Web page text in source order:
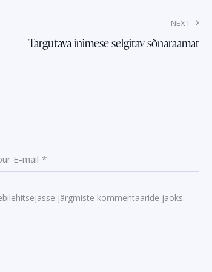
NEXT
Targutava inimese selgitav sõnaraamat
järgmiste kommentaaride jaoks.